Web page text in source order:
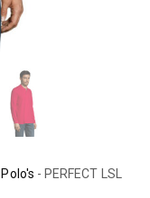
Polo's - PERFECT LSL